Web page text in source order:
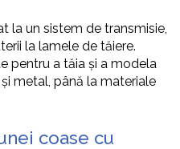
la un sistem de transmisie,
la lamele de tăiere.
pentru a tăia și a modela
metal, până la materiale
coase cu